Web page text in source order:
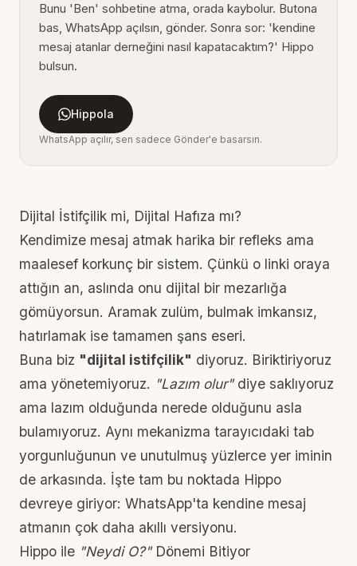
Bunu 'Ben' sohbetine atma, orada kaybolur. Butona
bas, WhatsApp açılsın, gönder. Sonra sor: 'kendine
mesaj atanlar derneğini nasıl kapatacaktım?' Hippo
bulsun.
Hippola
WhatsApp açılır, sen sadece Gönder'e basarsın.
Dijital İstifçilik mi, Dijital Hafıza mı?
Kendimize mesaj atmak harika bir refleks ama
maalesef korkunç bir sistem. Çünkü o linki oraya
attığın an, aslında onu dijital bir mezarlığa
gömüyorsun. Aramak zulüm, bulmak imkansız,
hatırlamak ise tamamen şans eseri.
Buna biz "dijital istifçilik" diyoruz. Biriktiriyoruz
ama yönetemiyoruz. "Lazım olur"diye saklıyoruz
ama lazım olduğunda nerede olduğunu asla
bulamıyoruz. Aynı mekanizma tarayıcıdaki tab
yorgunluğunun ve unutulmuş yüzlerce yer iminin
de arkasında. İşte tam bu noktada Hippo
devreye giriyor: WhatsApp'ta kendine mesaj
atmanın çok daha akıllı versiyonu.
Hippo ile "Neydi O?"Dönemi Bitiyor